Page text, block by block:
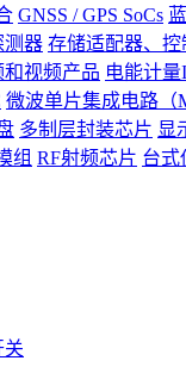
GNSS / GPS SoCs
测器 存储适配器、控
和视频产品 电能计量
微波单片集成电路（
多制层封装芯片 显
组 RF射频芯片 台式
关